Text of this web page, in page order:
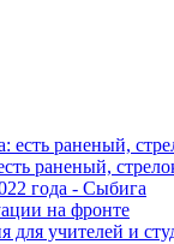
раненый,
года - Сыбига
на фронте
для учителей и